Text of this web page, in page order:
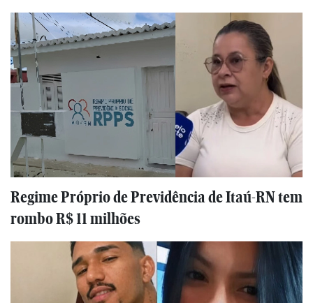
Regime Próprio de Previdência de Itaú-RN tem
rombo R$ 11 milhões